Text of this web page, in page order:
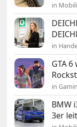
in
in
GTA
in
BMW
3er